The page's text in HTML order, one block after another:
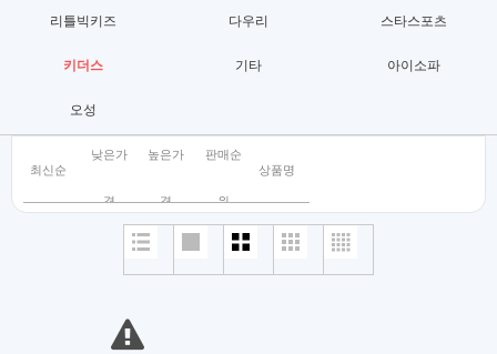
리틀빅키즈 다우리 스타스포츠
키더스 기타 아이소파
오성
최신순
낮은가
격
높은가
격
판매순
위
상품명